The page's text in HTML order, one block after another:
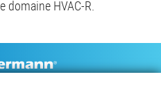
domaine HVAC-R.